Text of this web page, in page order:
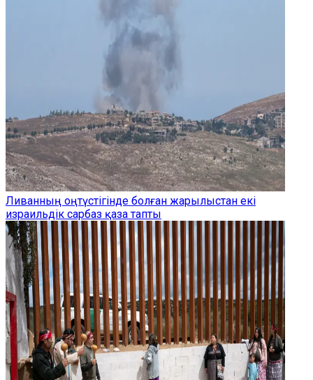
Ливанның оңтүстігінде болған жарылыстан екі
израильдік сарбаз қаза тапты